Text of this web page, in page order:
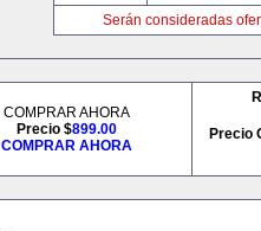
Serán consideradas
COMPRAR AHORA
Precio $899.00
COMPRAR AHORA
Precio